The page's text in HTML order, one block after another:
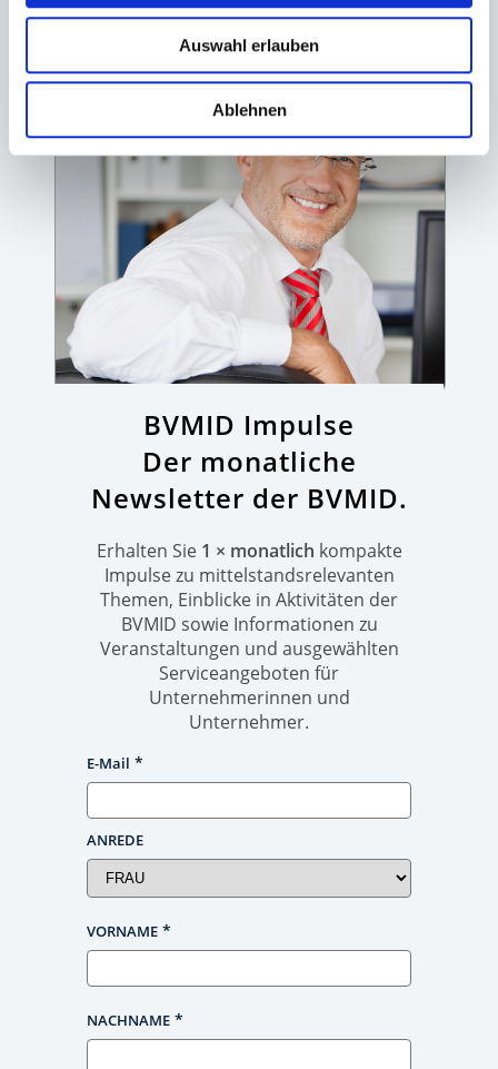
Auswahl erlauben
Ablehnen
BVMID Impulse
Der monatliche
Newsletter der BVMID.
Erhalten Sie 1 × monatlich kompakte
Impulse zu mittelstandsrelevanten
Themen, Einblicke in Aktivitäten der
BVMID sowie Informationen zu
Veranstaltungen und ausgewählten
Serviceangeboten für
Unternehmerinnen und
Unternehmer.
E-Mail
ANREDE
VORNAME
NACHNAME